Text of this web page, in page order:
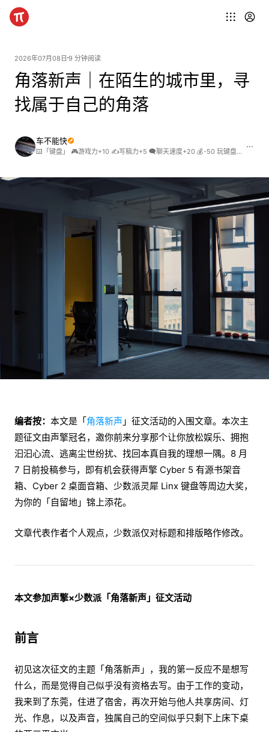
2026年07月08日 9 分钟阅读
角落新声｜在陌生的城市里，寻
找属于自己的角落
车不能快
⌨️「键盘」 🎮游戏力+10 ✍写稿力+5 🗨聊天速度+20 💰-50 玩键盘，入坑需谨慎！
编者按： 本文是「 角落新声 」征文活动的入围文章。本次主
题征文由声擎冠名，邀你前来分享那个让你放松娱乐、拥抱
汩汩心流、逃离尘世纷扰、找回本真自我的理想一隅。8 月
7 日前投稿参与，即有机会获得声擎 Cyber 5 有源书架音
箱、Cyber 2 桌面音箱、少数派灵犀 Linx 键盘等周边大奖，
为你的「自留地」锦上添花。
文章代表作者个人观点，少数派仅对标题和排版略作修改。
本文参加声擎×少数派「角落新声」征文活动
前言
初见这次征文的主题「角落新声」，我的第一反应不是想写
什么，而是觉得自己似乎没有资格去写。由于工作的变动，
我来到了东莞，住进了宿舍，再次开始与他人共享房间、灯
光、作息，以及声音，独属自己的空间似乎只剩下上床下桌